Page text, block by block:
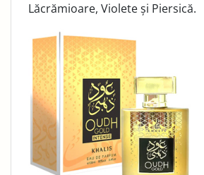
Lăcrămioare, Violete și Piersică.